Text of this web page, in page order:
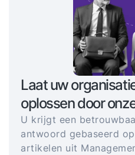
Laat uw
oplossen door
U krijgt een
antwoord gebaseerd
artikelen uit